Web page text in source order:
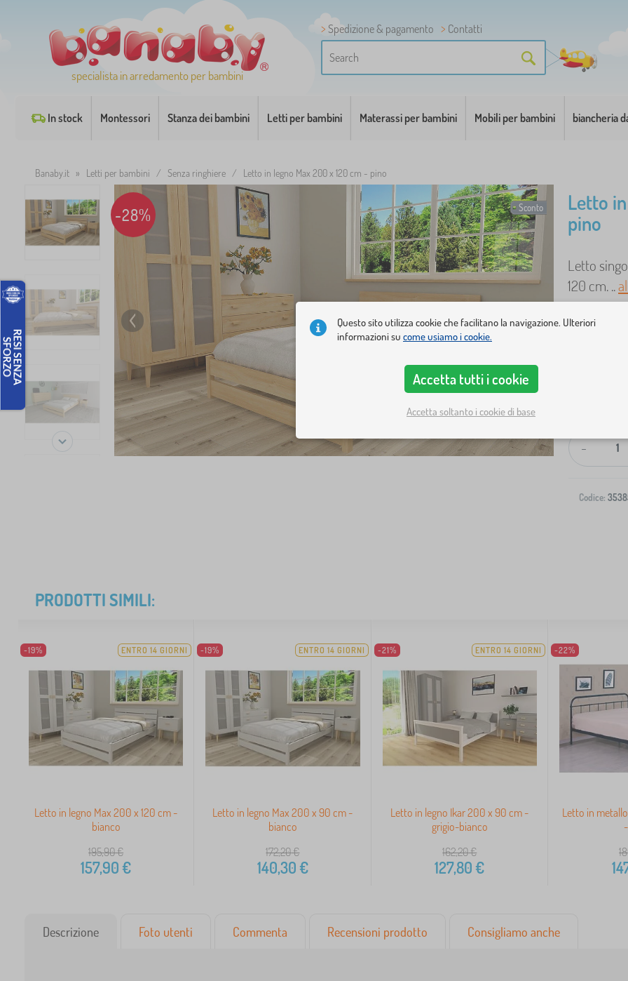
specialista in arredamento per bambini
Spedizione & pagamento
Contatti
In stock Montessori Stanza dei bambini Letti per bambini Materassi per bambini Mobili per bambini biancheria
Banaby.it » Letti per bambini / Senza ringhiere / Letto in legno Max 200 x 120 cm - pino
Sconto
-28%
Letto
pino
Letto
120 cm. ..
Spedizione
-
Codice:
PRODOTTI SIMILI:
-19% ENTRO 14 GIORNI
Letto in legno Max 200 x 120 cm -
bianco
195,90€
157,90€
-19% ENTRO 14 GIORNI
Letto in legno Max 200 x 90 cm -
bianco
172,20€
140,30€
-21% ENTRO 14 GIORNI
Letto in legno Ikar 200 x 90 cm -
grigio-bianco
162,20€
127,80€
-22%
Letto in
Descrizione Foto utenti Commenta Recensioni prodotto Consigliamo anche
Questo sito utilizza cookie che facilitano la navigazione. Ulteriori
informazioni su come usiamo i cookie.
Accetta tutti i cookie
Accetta soltanto i cookie di base